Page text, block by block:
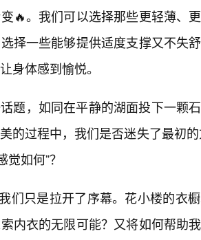
🔥。我们可以选择那些更轻薄、
择一些能够提供适度支撑又不失
身体感到愉悦。
题，如同在平静的湖面投下一颗
的过程中，我们是否迷失了最初
觉如何”？
们只是拉开了序幕。花小楼的衣
内衣的无限可能？又将如何帮助